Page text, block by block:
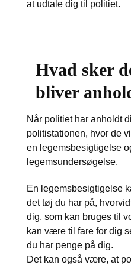
at udtale dig til politiet.
Hvad sker
bliver
Når politiet har anholdt
politistationen, hvor de
en legemsbesigtigelse
legemsundersøgelse.
En legemsbesigtigelse
det tøj du har på,
dig, som kan bruges til
kan være til fare for dig
du har penge på dig.
Det kan også være, at